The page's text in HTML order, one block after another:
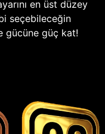
en üst düzey
seçebileceğin
gücüne güç kat!